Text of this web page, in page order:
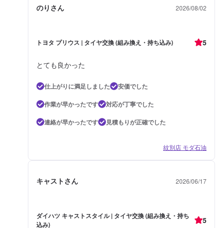
のりさん 2026/08/02
トヨタ プリウス | タイヤ交換 (組み換え・持ち込み) 5
とても良かった
仕上がりに満足しました
安価でした
作業が早かったです
対応が丁寧でした
連絡が早かったです
見積もりが正確でした
紋別店 モダ石油
キャストさん 2026/06/17
ダイハツ キャストスタイル | タイヤ交換 (組み換え・持ち
込み)
5